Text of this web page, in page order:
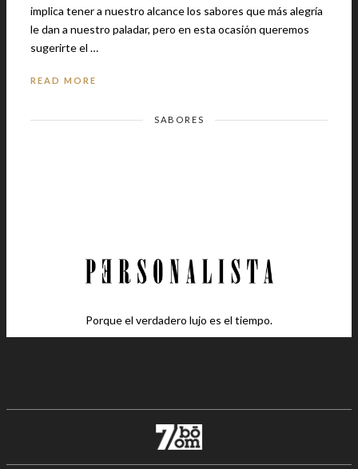
implica tener a nuestro alcance los sabores que más alegría
le dan a nuestro paladar, pero en esta ocasión queremos
sugerirte el …
READ MORE
SABORES
Porque el verdadero lujo es el tiempo.